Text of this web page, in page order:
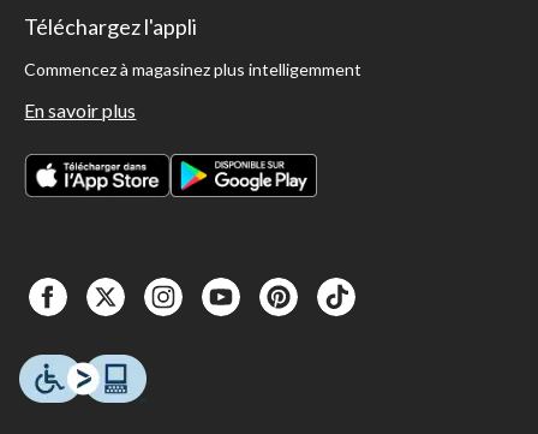
Téléchargez l'appli
Commencez à magasinez plus intelligemment
En savoir plus